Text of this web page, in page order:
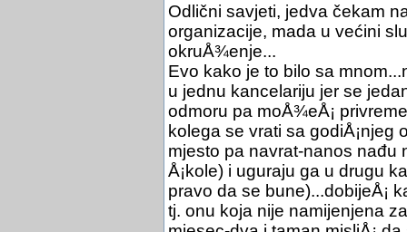
Odlični savjeti, jedva čekam
organizacije, mada u većini
okruÅ¾enje...
Evo kako je to bilo sa
u jednu kancelariju jer se
odmoru pa moÅ¾eÅ¡
kolega se vrati sa godiÅ¡njeg
mjesto pa navrat-nanos nađu
Å¡kole) i uguraju ga u drugu
pravo da se bune)...dobijeÅ¡
tj. onu koja nije namijenjena